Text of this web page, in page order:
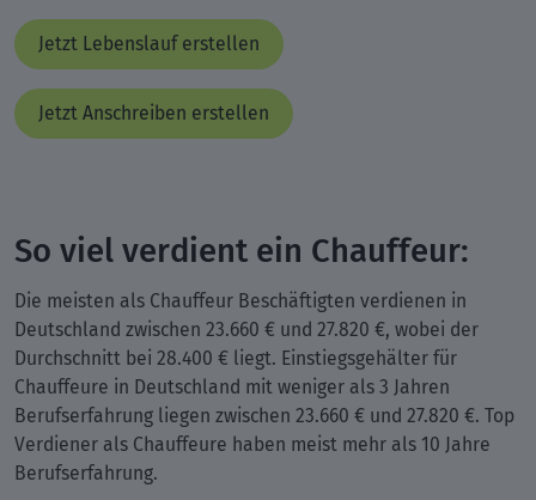
Jetzt Lebenslauf erstellen
Jetzt Anschreiben erstellen
So viel verdient ein Chauffeur:
Die meisten als Chauffeur Beschäftigten verdienen in
Deutschland zwischen 23.660 € und 27.820 €, wobei der
Durchschnitt bei 28.400 € liegt. Einstiegsgehälter für
Chauffeure in Deutschland mit weniger als 3 Jahren
Berufserfahrung liegen zwischen 23.660 € und 27.820 €. Top
Verdiener als Chauffeure haben meist mehr als 10 Jahre
Berufserfahrung.